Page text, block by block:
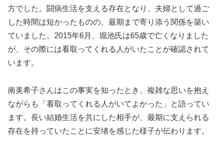
方でした。闘病生活を支える存在となり、夫婦として過ご
した時間は短かったものの、最期まで寄り添う関係を築い
ていました。2015年6月、堀池氏は65歳で亡くなりました
が、その際には看取ってくれる人がいたことが確認されて
います。
南美希子さんはこの事実を知ったとき、複雑な思いを抱え
ながらも「看取ってくれる人がいてよかった」と語ってい
ます。長い結婚生活を共にした相手が、最期に支えられる
存在を持っていたことに安堵を感じた様子が伝わります。